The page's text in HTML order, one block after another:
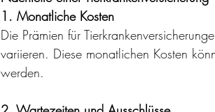
1. Monatliche Kosten
Die Prämien für
variieren. Diese monatlichen Kosten
werden.